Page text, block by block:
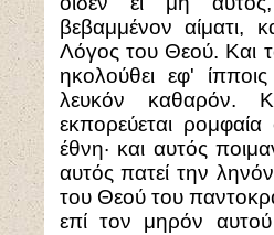
βεβαμμένον αίματι,
Λόγος του Θεού. Και
ηκολούθει εφ'
λευκόν καθαρόν.
εκπορεύεται
έθνη· και αυτός
αυτός πατεί την
του Θεού του
επί τον μηρόν